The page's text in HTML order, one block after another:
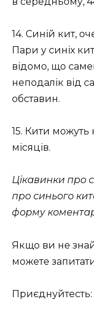
14. Синій кит,
Пари у синіх
відомо, що
неподалік від
обставин.
15. Кити можуть
місяців.
Цікавинки про
про синього
форму
Якщо ви не
можете
Приєднуйтесть: